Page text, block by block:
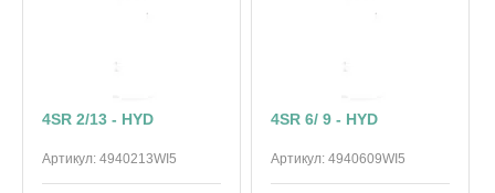
4SR 2/13 - HYD
Артикул: 4940213WI5
4SR 6/ 9 - HYD
Артикул:4940609WI5